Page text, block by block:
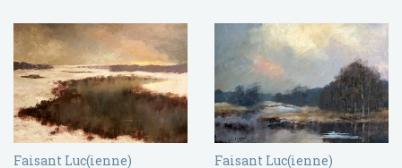
Faisant Luc(ienne) Faisant Luc(ienne)